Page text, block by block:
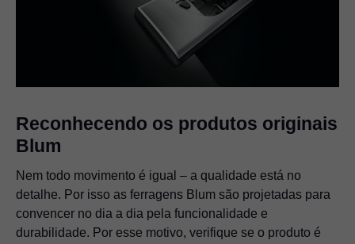
Reconhecendo os produtos originais
Blum
Nem todo movimento é igual – a qualidade está no
detalhe. Por isso as ferragens Blum são projetadas para
convencer no dia a dia pela funcionalidade e
durabilidade. Por esse motivo, verifique se o produto é